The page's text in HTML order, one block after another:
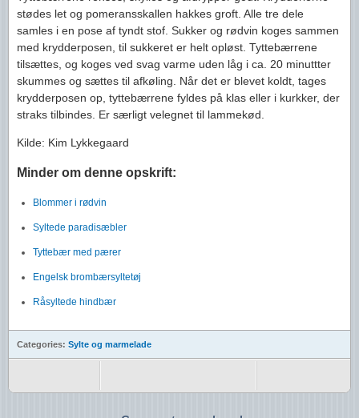
stødes let og pomeransskallen hakkes groft. Alle tre dele
samles i en pose af tyndt stof. Sukker og rødvin koges sammen
med krydderposen, til sukkeret er helt opløst. Tyttebærrene
tilsættes, og koges ved svag varme uden låg i ca. 20 minuttter
skummes og sættes til afkøling. Når det er blevet koldt, tages
krydderposen op, tyttebærrene fyldes på klas eller i kurkker, der
straks tilbindes. Er særligt velegnet til lammekød.
Kilde: Kim Lykkegaard
Minder om denne opskrift:
Blommer i rødvin
Syltede paradisæbler
Tyttebær med pærer
Engelsk brombærsyltetøj
Råsyltede hindbær
Categories: Sylte og marmelade